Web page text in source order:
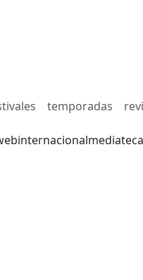
temporadas
internacionalmediateca